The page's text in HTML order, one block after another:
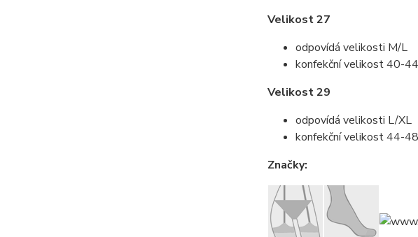
Velikost 27
odpovídá velikosti M/L
konfekční velikost 40-44
Velikost 29
odpovídá velikosti L/XL
konfekční velikost 44-48
Značky: